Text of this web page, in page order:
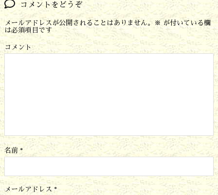
コメントをどうぞ
メールアドレスが公開されることはありません。 ※ が付いている欄
は必須項目です
コメント
名前 *
メールアドレス *